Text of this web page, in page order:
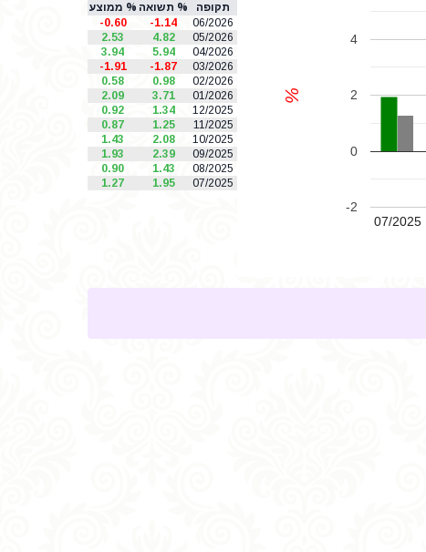
07/2025
-2
0
2
4
%
תקופה % תשואה % ממוצע
06/2026
-1.14
-0.60
05/2026
4.82
2.53
04/2026
5.94
3.94
03/2026
-1.87
-1.91
02/2026
0.98
0.58
01/2026
3.71
2.09
12/2025
1.34
0.92
11/2025
1.25
0.87
10/2025
2.08
1.43
09/2025
2.39
1.93
08/2025
1.43
0.90
07/2025
1.95
1.27